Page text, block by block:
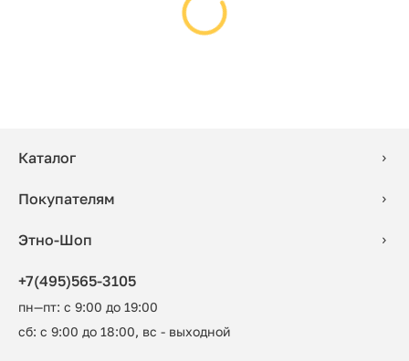
Каталог
Покупателям
Этно-Шоп
+7(495)565-3105
пн—пт: с 9:00 до 19:00
сб: с 9:00 до 18:00, вс - выходной